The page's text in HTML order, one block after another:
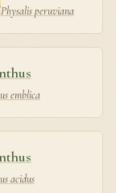
Physalis peruviana
emblica
acidus